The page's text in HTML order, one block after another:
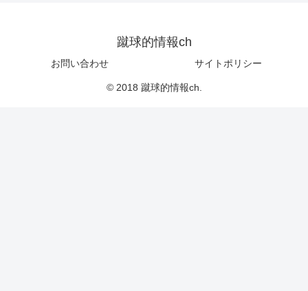
蹴球的情報ch
お問い合わせ サイトポリシー
© 2018 蹴球的情報ch.